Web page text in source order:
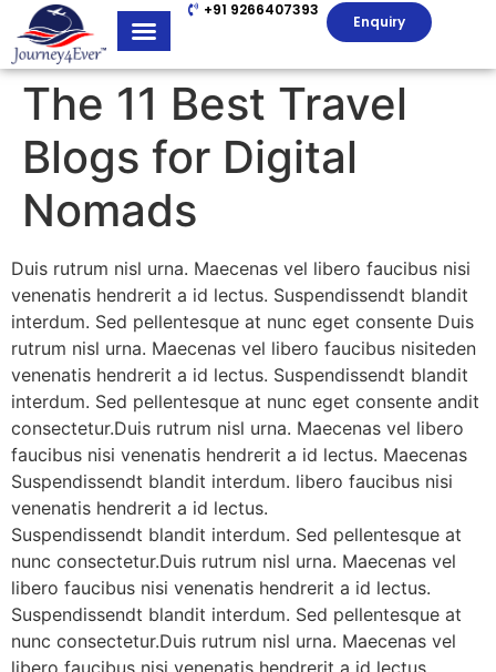
+91 9266407393
Enquiry
The 11 Best Travel
Blogs for Digital
Nomads
Duis rutrum nisl urna. Maecenas vel libero faucibus nisi
venenatis hendrerit a id lectus. Suspendissendt blandit
interdum. Sed pellentesque at nunc eget consente Duis
rutrum nisl urna. Maecenas vel libero faucibus nisiteden
venenatis hendrerit a id lectus. Suspendissendt blandit
interdum. Sed pellentesque at nunc eget consente andit
consectetur.Duis rutrum nisl urna. Maecenas vel libero
faucibus nisi venenatis hendrerit a id lectus. Maecenas
Suspendissendt blandit interdum. libero faucibus nisi
venenatis hendrerit a id lectus.
Suspendissendt blandit interdum. Sed pellentesque at
nunc consectetur.Duis rutrum nisl urna. Maecenas vel
libero faucibus nisi venenatis hendrerit a id lectus.
Suspendissendt blandit interdum. Sed pellentesque at
nunc consectetur.Duis rutrum nisl urna. Maecenas vel